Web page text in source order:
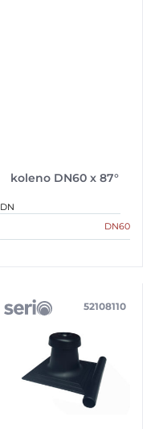
koleno DN60 x 87°
DN
DN60
52108110